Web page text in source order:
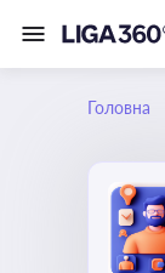
Головна